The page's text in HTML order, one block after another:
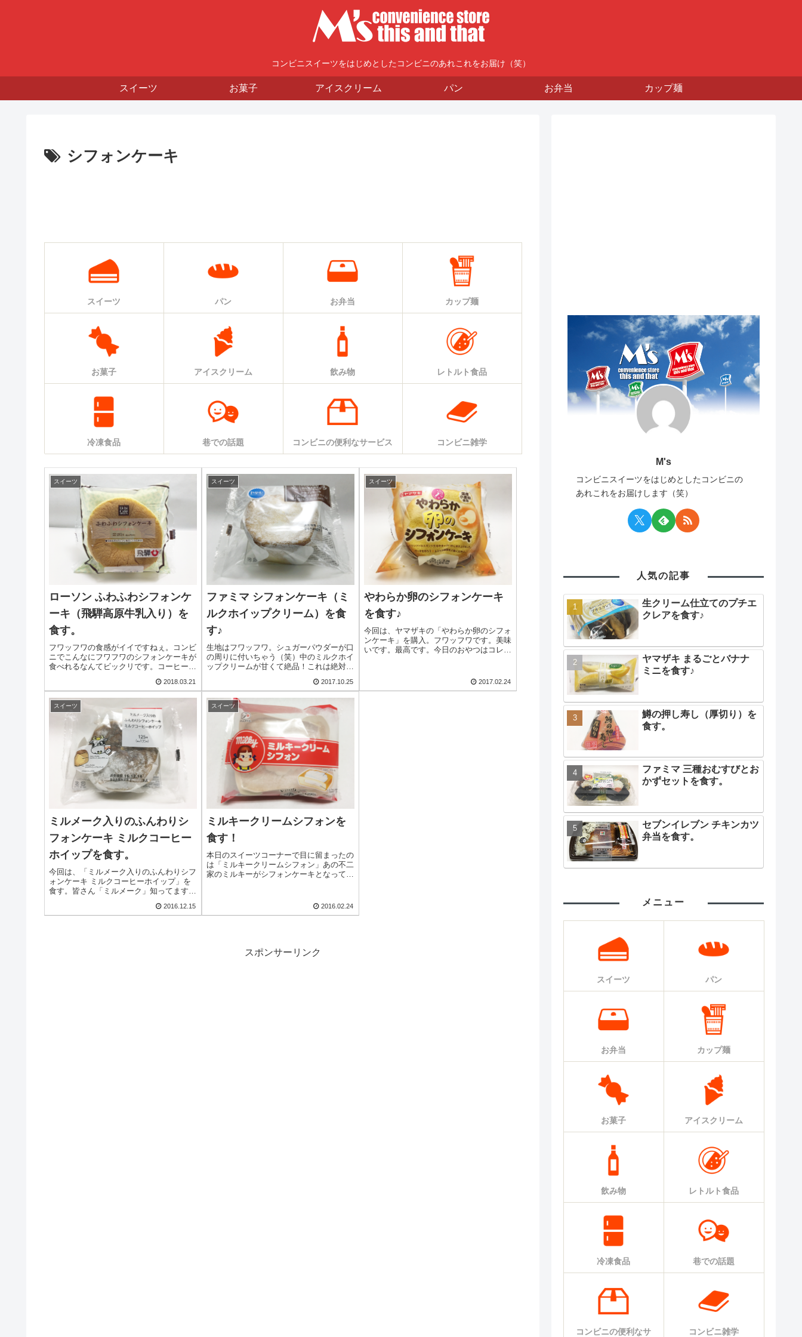
コンビニスイーツをはじめとしたコンビニのあれこれをお届け（笑）
スイーツ お菓子 アイスクリーム パン お弁当 カップ麺
シフォンケーキ
スイーツ パン お弁当 カップ麺
お菓子 アイスクリーム 飲み物 レトルト食品
冷凍食品 巷での話題 コンビニの便利なサービス コンビニ雑学
スイーツ
ローソン ふわふわシフォンケ
ーキ（飛騨高原牛乳入り）を
食す。
フワッフワの食感がイイですねぇ。コンビ
ニでこんなにフワフワのシフォンケーキが
食べれるなんてビックリです。コーヒー・
2018.03.21
スイーツ
ファミマ シフォンケーキ（ミ
ルクホイップクリーム）を食
す♪
生地はフワッフワ。シュガーパウダーが口
の周りに付いちゃう（笑）中のミルクホイ
ップクリームが甘くて絶品！これは絶対に
2017.10.25
スイーツ
やわらか卵のシフォンケーキ
を食す♪
今回は、ヤマザキの「やわらか卵のシフォ
ンケーキ」を購入。フワッフワです。美味
いです。最高です。今日のおやつはコレに
2017.02.24
スイーツ
ミルメーク入りのふんわりシ
フォンケーキ ミルクコーヒー
ホイップを食す。
今回は、「ミルメーク入りのふんわりシフ
ォンケーキ ミルクコーヒーホイップ」を
食す。皆さん「ミルメーク」知ってます？
ラフォー世代なら知ってますよね？2016.12.15
スイーツ
ミルキークリームシフォンを
食す！
本日のスイーツコーナーで目に留まったの
は「ミルキークリームシフォン」あの不二
家のミルキーがシフォンケーキとなって登
とこんな感じ。大きさは縦11cm×横11cm×
2016.02.24
スポンサーリンク
M's
コンビニスイーツをはじめとしたコンビニの
あれこれをお届けします（笑）
人気の記事
生クリーム仕立てのプチエ
クレアを食す♪
ヤマザキ まるごとバナナ
ミニを食す♪
鱒の押し寿し（厚切り）を
食す。
ファミマ 三種おむすびとお
かずセットを食す。
セブンイレブン チキンカツ
弁当を食す。
メニュー
スイーツ パン
お弁当 カップ麺
お菓子 アイスクリーム
飲み物 レトルト食品
冷凍食品 巷での話題
コンビニの便利なサ コンビニ雑学